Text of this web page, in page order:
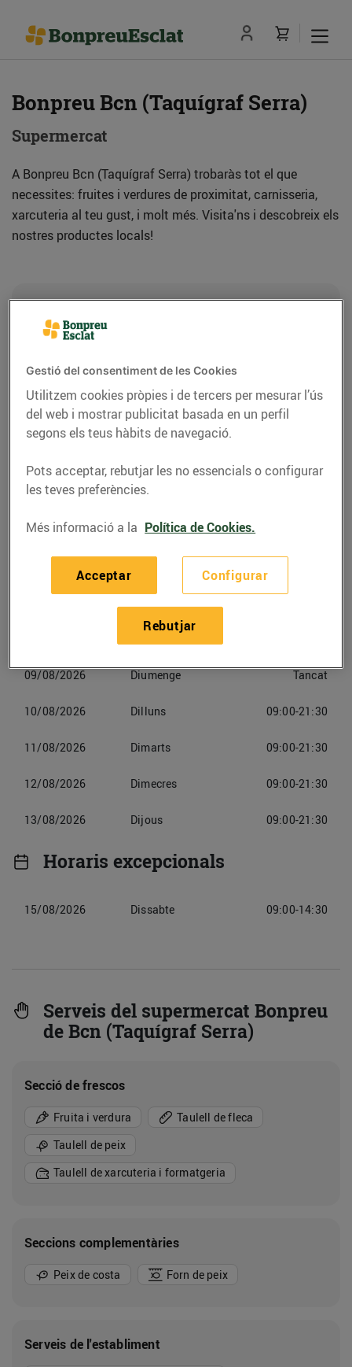
Bonpreu Bcn (Taquígraf Serra)
Supermercat
A Bonpreu Bcn (Taquígraf Serra) trobaràs tot el que
necessites: fruites i verdures de proximitat, carnisseria,
xarcuteria al teu gust, i molt més. Visita'ns i descobreix els
nostres productes locals!
C. Taquígraf Serra, 3-5 (08029) Barcelona
Telèfon
938555378
Trucar-hi
Horaris Bonpreu Barcelona
06/08/2026
09/08/2026 Diumenge Tancat
10/08/2026 Dilluns 09:00-21:30
11/08/2026 Dimarts 09:00-21:30
12/08/2026 Dimecres 09:00-21:30
13/08/2026 Dijous 09:00-21:30
Horaris excepcionals
15/08/2026 Dissabte 09:00-14:30
Serveis del supermercat Bonpreu
de Bcn (Taquígraf Serra)
Secció de frescos
Fruita i verdura
Taulell de fleca
Taulell de peix
Taulell de xarcuteria i formatgeria
Seccions complementàries
Peix de costa Forn de peix
Serveis de l'establiment
Gestió del consentiment de les Cookies
Utilitzem cookies pròpies i de tercers per mesurar l’ús
del web i mostrar publicitat basada en un perfil
segons els teus hàbits de navegació.
Pots acceptar, rebutjar les no essencials o configurar
les teves preferències.
Més informació a la Política de Cookies.
Configurar
Rebutjar
Acceptar